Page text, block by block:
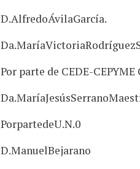
D.AlfredoÁvilaGarcía.
Por parte de CEDE-CEPYME
PorpartedeU.N.0
D.ManuelBejarano